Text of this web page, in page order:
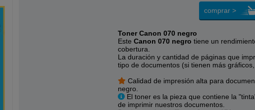
comprar >
Toner Canon 070 negro
EsteCanon 070 negro tiene un
cobertura.
La duración y cantidad de páginas que
tipo de documentos (si tienen más
Calidad de impresión alta para
negro.
El toner es la pieza que contiene la
de imprimir nuestros documentos.